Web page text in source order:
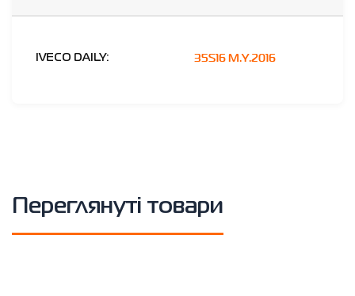
IVECO DAILY: 35S16 M.Y.2016
Переглянуті товари